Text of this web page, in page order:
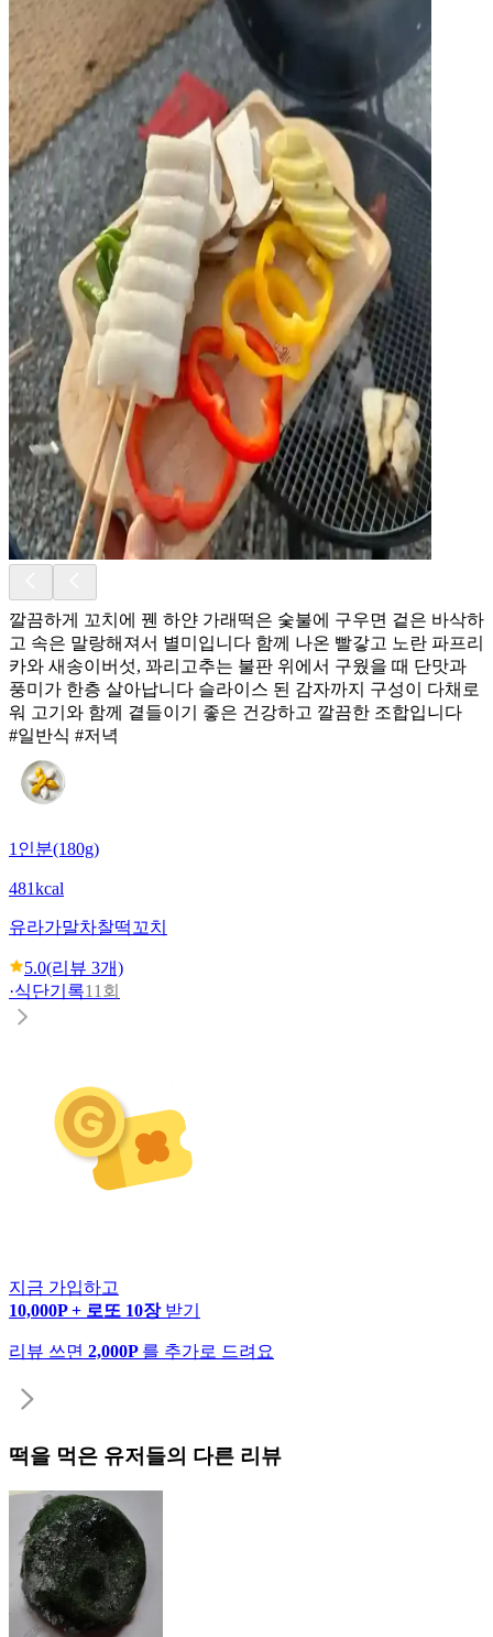
깔끔하게 꼬치에 꿴 하얀 가래떡은 숯불에 구우면 겉은 바삭하
고 속은 말랑해져서 별미입니다 함께 나온 빨갛고 노란 파프리
카와 새송이버섯, 꽈리고추는 불판 위에서 구웠을 때 단맛과
풍미가 한층 살아납니다 슬라이스 된 감자까지 구성이 다채로
워 고기와 함께 곁들이기 좋은 건강하고 깔끔한 조합입니다
#일반식 #저녁
1인분(180g)
481kcal
유라가말차찰떡꼬치
5.0(리뷰 3개)
·식단기록11회
지금 가입하고
10,000P + 로또 10장 받기
리뷰 쓰면 2,000P 를 추가로 드려요
떡을 먹은 유저들의 다른 리뷰